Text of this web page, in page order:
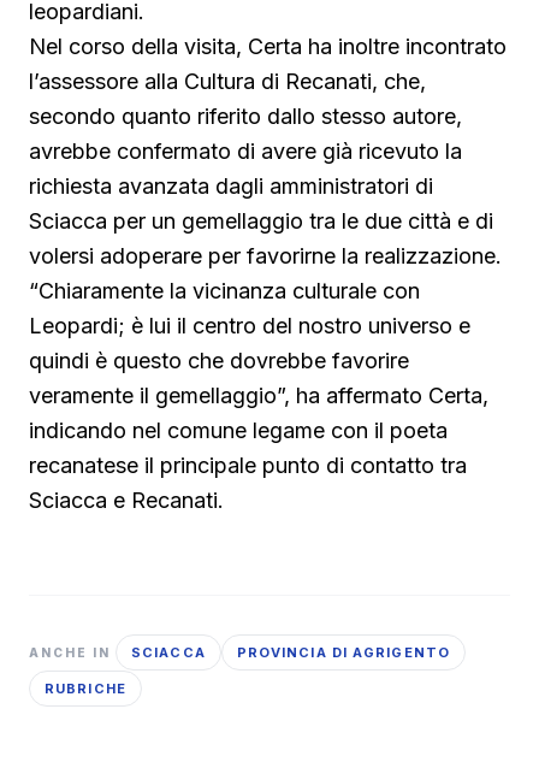
leopardiani.
Nel corso della visita, Certa ha inoltre incontrato
l’assessore alla Cultura di Recanati, che,
secondo quanto riferito dallo stesso autore,
avrebbe confermato di avere già ricevuto la
richiesta avanzata dagli amministratori di
Sciacca per un gemellaggio tra le due città e di
volersi adoperare per favorirne la realizzazione.
“Chiaramente la vicinanza culturale con
Leopardi; è lui il centro del nostro universo e
quindi è questo che dovrebbe favorire
veramente il gemellaggio”, ha affermato Certa,
indicando nel comune legame con il poeta
recanatese il principale punto di contatto tra
Sciacca e Recanati.
ANCHE IN SCIACCA PROVINCIA DI AGRIGENTO
RUBRICHE